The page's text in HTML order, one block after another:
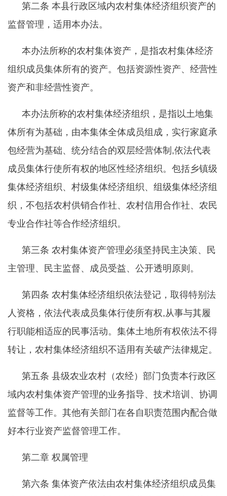
第二条 本县行政区域内农村集体经济组织资产的
监督管理，适用本办法。
本办法所称的农村集体资产，是指农村集体经济
组织成员集体所有的资产。包括资源性资产、经营性
资产和非经营性资产。
本办法所称的农村集体经济组织，是指以土地集
体所有为基础，由本集体全体成员组成，实行家庭承
包经营为基础、统分结合的双层经营体制 ,依法代表
成员集体行使所有权的地区性经济组织。包括乡镇级
集体经济组织、村级集体经济组织、组级集体经济组
织，不包括农村供销合作社、农村信用合作社、农民
专业合作社等合作经济组织。
第三条 农村集体资产管理必须坚持民主决策、民
主管理、民主监督、成员受益、公开透明原则。
第四条 农村集体经济组织依法登记，取得特别法
人资格，依法代表成员集体行使所有权,从事与其履
行职能相适应的民事活动。集体土地所有权依法不得
转让，农村集体经济组织不适用有关破产法律规定。
第五条 县级农业农村（农经）部门负责本行政区
域内农村集体资产管理的业务指导、技术培训、协调
监督等工作。其他有关部门在各自职责范围内配合做
好本行业资产监督管理工作。
第二章 权属管理
第六条 集体资产依法由农村集体经济组织成员集